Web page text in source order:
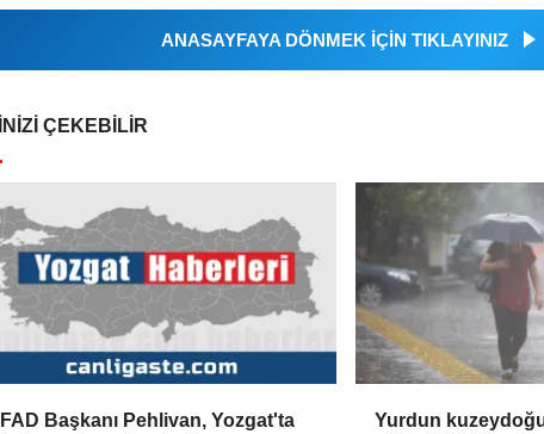
ANASAYFAYA DÖNMEK İÇİN TIKLAYINIZ
ÇEKEBILIR
Başkanı Pehlivan, Yozgat'ta
Yurdun